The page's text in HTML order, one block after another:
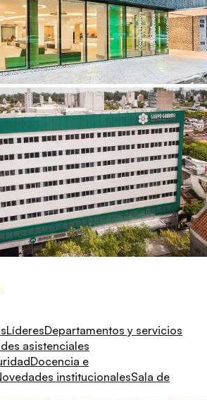
LíderesDepartamentos y servicios
asistenciales
Docencia e
institucionalesSala de